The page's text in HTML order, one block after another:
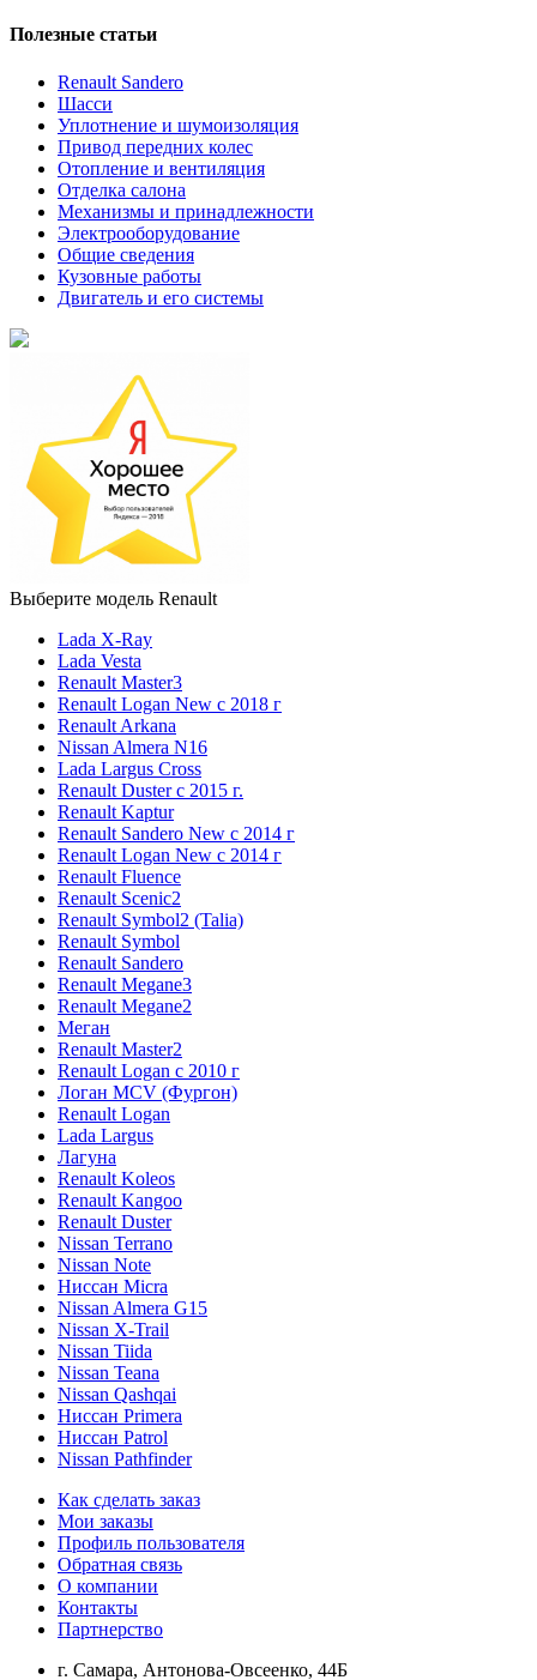
Полезные статьи
Renault Sandero
Шасси
Уплотнение и шумоизоляция
Привод передних колес
Отопление и вентиляция
Отделка салона
Механизмы и принадлежности
Электрооборудование
Общие сведения
Кузовные работы
Двигатель и его системы
Выберите модель Renault
Lada X-Ray
Lada Vesta
Renault Master3
Renault Logan New с 2018 г
Renault Arkana
Nissan Almera N16
Lada Largus Cross
Renault Duster с 2015 г.
Renault Kaptur
Renault Sandero New с 2014 г
Renault Logan New с 2014 г
Renault Fluence
Renault Scenic2
Renault Symbol2 (Talia)
Renault Symbol
Renault Sandero
Renault Megane3
Renault Megane2
Меган
Renault Master2
Renault Logan c 2010 г
Логан МСV (Фургон)
Renault Logan
Lada Largus
Лагуна
Renault Koleos
Renault Kangoo
Renault Duster
Nissan Terrano
Nissan Note
Ниссан Micra
Nissan Almera G15
Nissan X-Trail
Nissan Tiida
Nissan Teana
Nissan Qashqai
Ниссан Primera
Ниссан Patrol
Nissan Pathfinder
Как сделать заказ
Мои заказы
Профиль пользователя
Обратная связь
О компании
Контакты
Партнерство
г. Самара, Антонова-Овсеенко, 44Б